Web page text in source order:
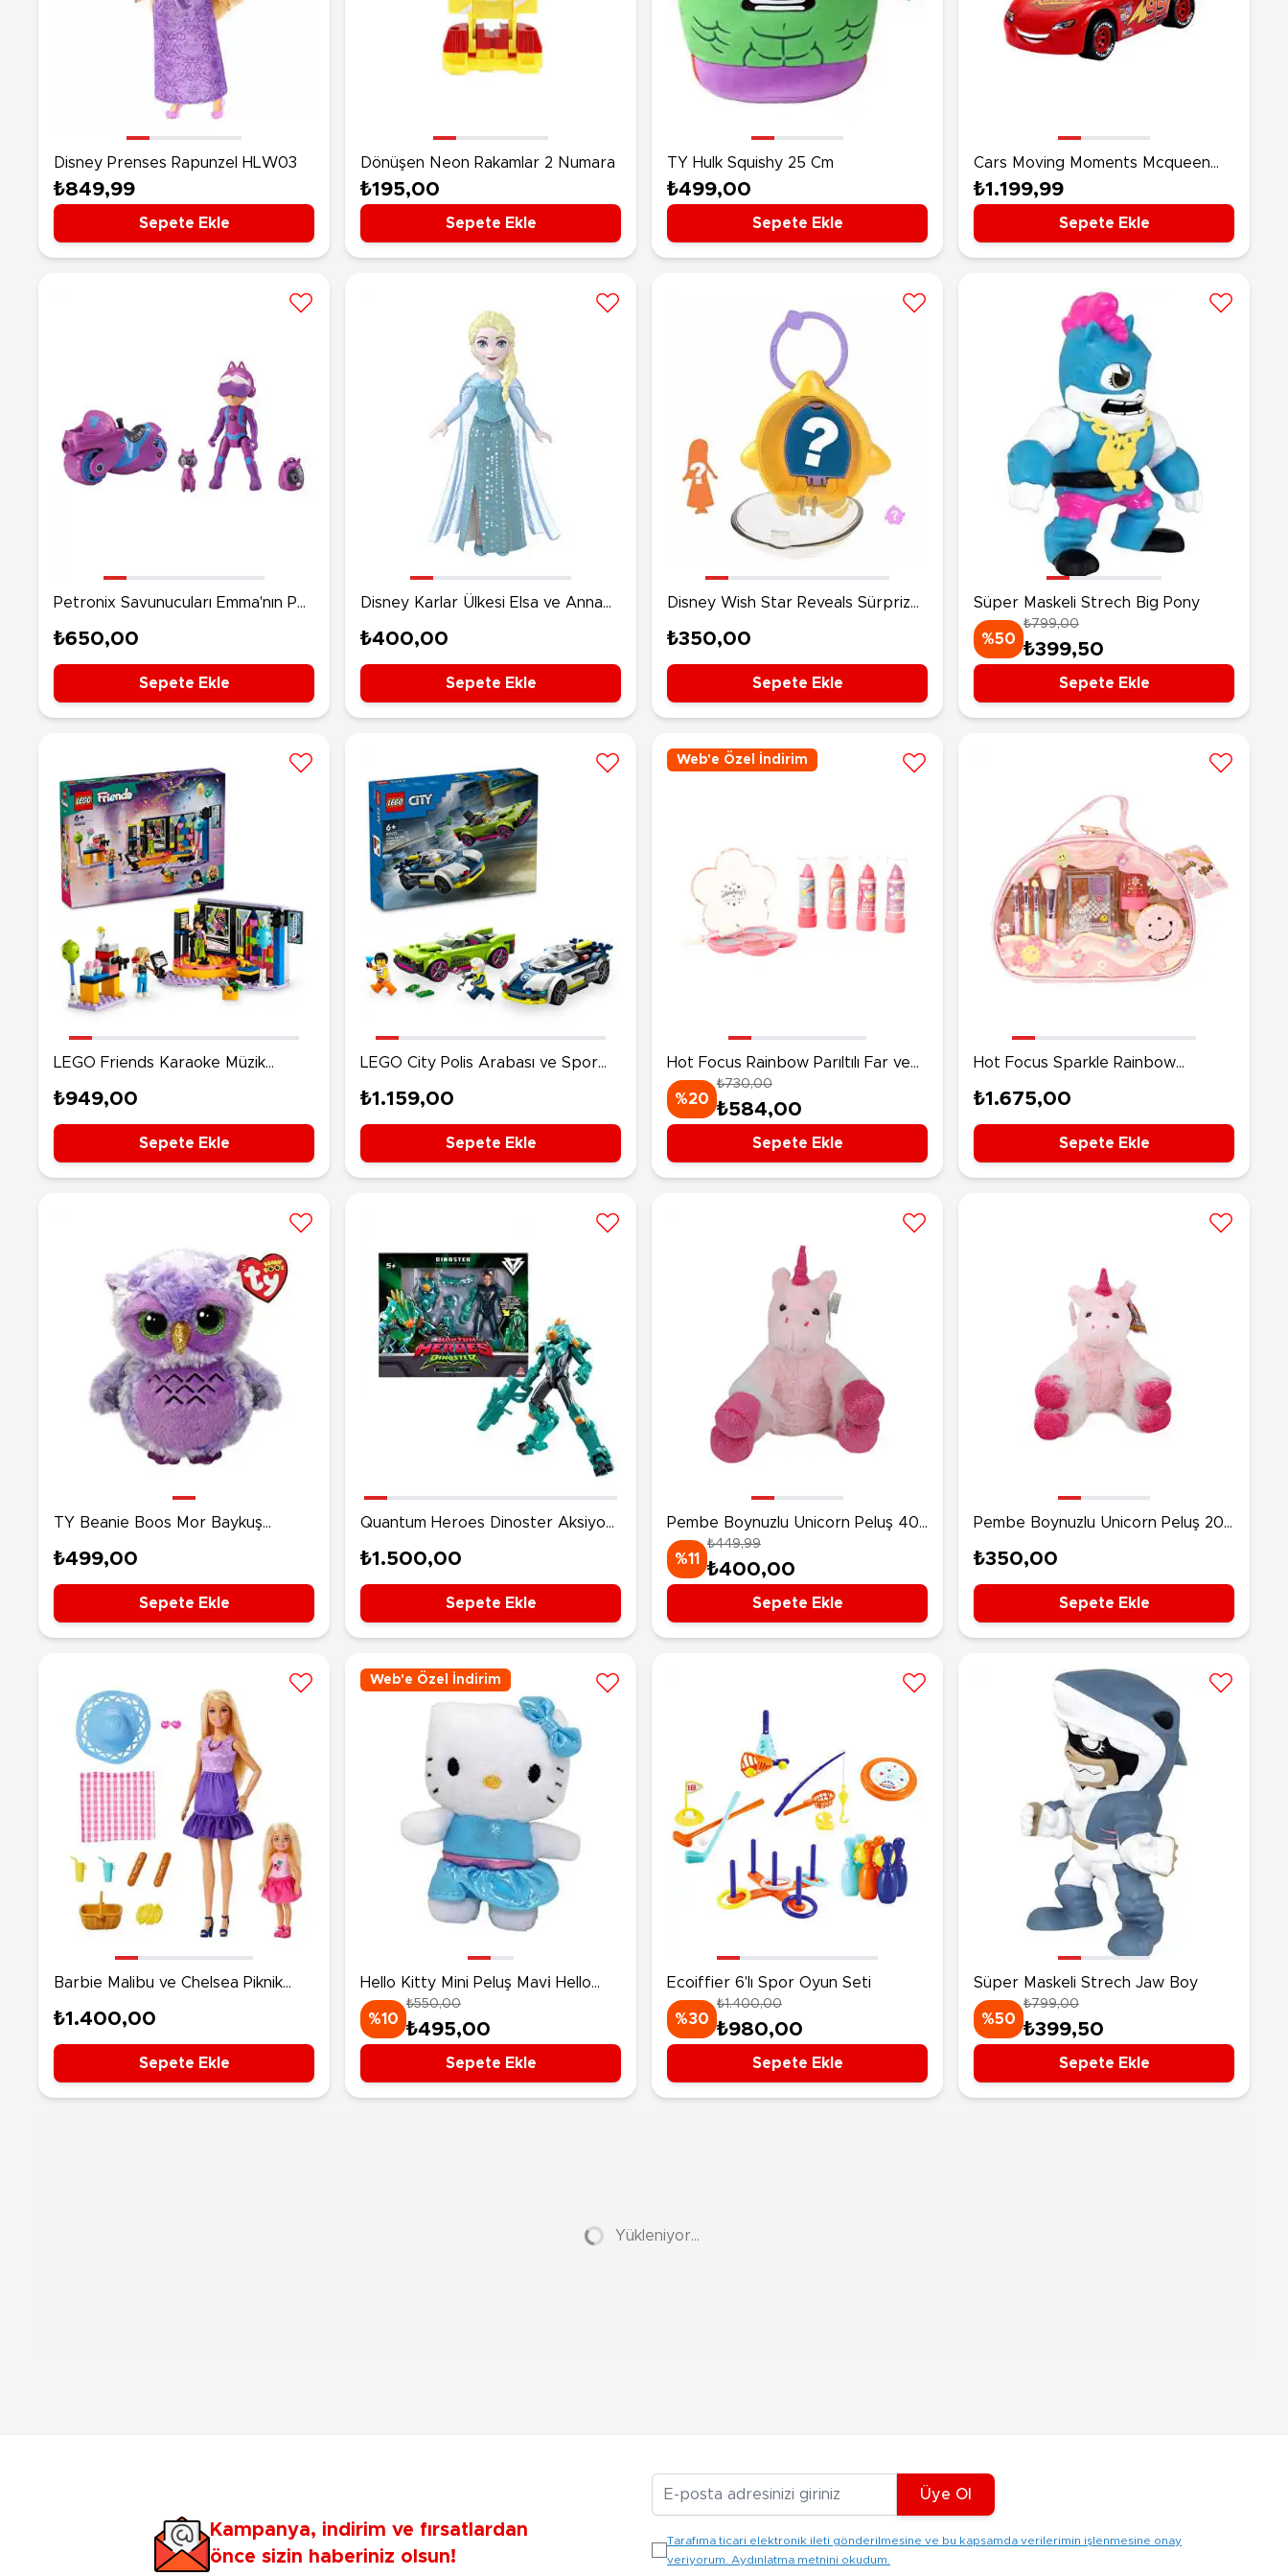
Disney Prenses Rapunzel HLW03
₺849,99
Sepete Ekle
Dönüşen Neon Rakamlar 2 Numara
₺195,00
Sepete Ekle
TY Hulk Squishy 25 Cm
₺499,00
Sepete Ekle
Cars Moving Moments Mcqueen
Araba HPH64
₺1.199,99
Sepete Ekle
Petronix Savunucuları Emma'nın Pet
Fi̇gürü
₺650,00
Sepete Ekle
Disney Karlar Ülkesi Elsa ve Anna
₺400,00
Sepete Ekle
Disney Wish Star Reveals Sürpriz
₺350,00
Sepete Ekle
Süper Maskeli Strech Big Pony
%50
₺799,00
₺399,50
Sepete Ekle
LEGO Friends Karaoke Müzik
₺949,00
Sepete Ekle
LEGO City Polis Arabası ve Spor
₺1.159,00
Sepete Ekle
Web'e Özel İndirim
Hot Focus Rainbow Parıltılı Far ve
Ruj Seti
%20
₺730,00
₺584,00
Sepete Ekle
Hot Focus Sparkle Rainbow
₺1.675,00
Sepete Ekle
TY Beanie Boos Mor Baykuş
₺499,00
Sepete Ekle
Quantum Heroes Dinoster Aksiyon
₺1.500,00
Sepete Ekle
Pembe Boynuzlu Unicorn Peluş 40
Cm
%11
₺449,99
₺400,00
Sepete Ekle
Pembe Boynuzlu Unicorn Peluş 20
₺350,00
Sepete Ekle
Barbie Malibu ve Chelsea Piknik
₺1.400,00
Sepete Ekle
Web'e Özel İndirim
Hello Kitty Mini Peluş Mavi̇ Hello
Kitty 7.5 Cm
%10
₺550,00
₺495,00
Sepete Ekle
Ecoiffier 6'lı Spor Oyun Seti
%30
₺1.400,00
₺980,00
Sepete Ekle
Süper Maskeli Strech Jaw Boy
%50
₺799,00
₺399,50
Sepete Ekle
Yükleniyor...
Kampanya, indirim ve fırsatlardan
önce sizin haberiniz olsun!
Üye Ol
Tarafıma ticari elektronik ileti gönderilmesine ve bu kapsamda verilerimin işlenmesine onay
veriyorum. Aydınlatma metnini okudum.